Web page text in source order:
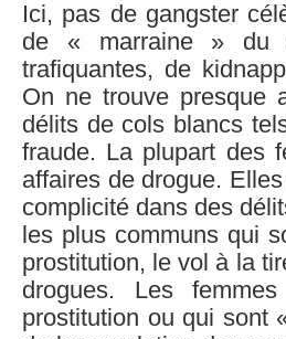
Ici, pas de gangster
de « marraine » du
trafiquantes, de
On ne trouve presque
délits de cols blancs
fraude. La plupart des
affaires de drogue.
complicité dans des
les plus communs qui
prostitution, le vol à la
drogues. Les
prostitution ou qui sont